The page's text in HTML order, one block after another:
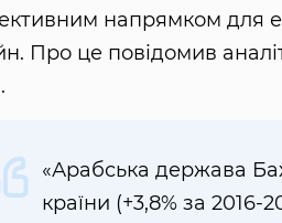
напрямком для
Про це повідомив
.
«Арабська держава
країни (+3,8% за